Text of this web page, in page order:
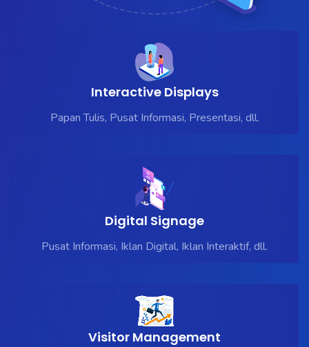
Interactive Displays
Papan Tulis, Pusat Informasi, Presentasi, dll.
Digital Signage
Pusat Informasi, Iklan Digital, Iklan Interaktif, dll.
Visitor Management